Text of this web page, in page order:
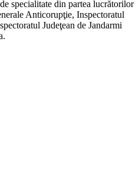
specialitate din partea lucrătorilor
Anticorupţie, Inspectoratul
Judeţean de Jandarmi